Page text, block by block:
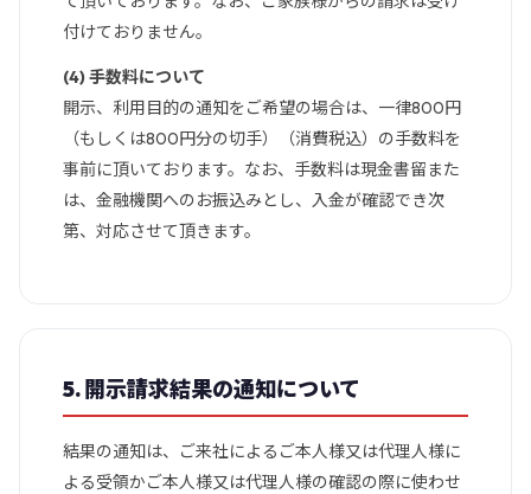
付けておりません。
(4) 手数料について
開示、利用目的の通知をご希望の場合は、一律800円
（もしくは800円分の切手）（消費税込）の手数料を
事前に頂いております。なお、手数料は現金書留また
は、金融機関へのお振込みとし、入金が確認でき次
第、対応させて頂きます。
5. 開示請求結果の通知について
結果の通知は、ご来社によるご本人様又は代理人様に
よる受領かご本人様又は代理人様の確認の際に使わせ